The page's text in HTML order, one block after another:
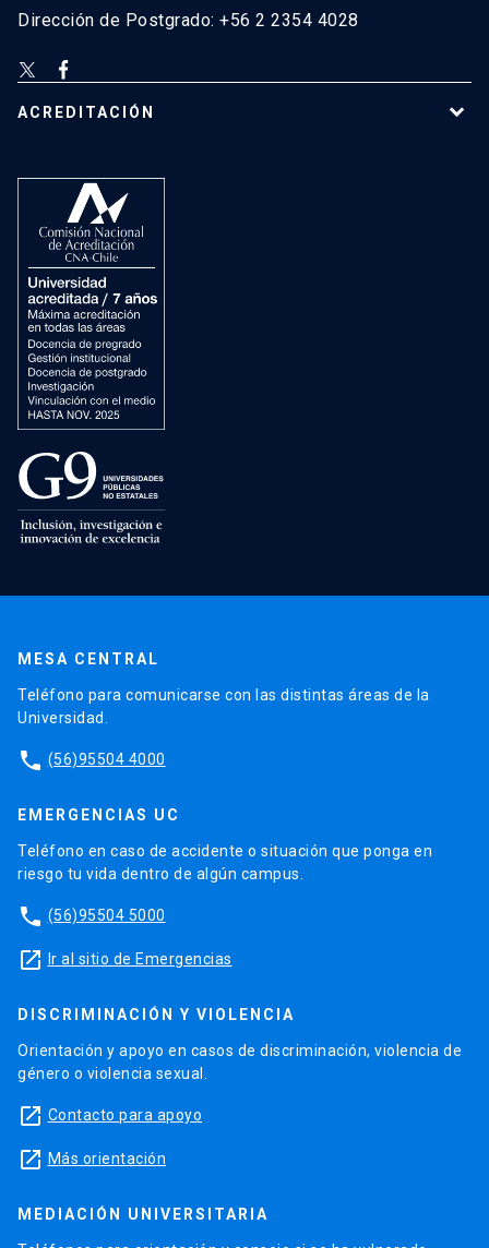
Dirección de Postgrado: +56 2 2354 4028
ACREDITACIÓN
MESA CENTRAL
Teléfono para comunicarse con las distintas áreas de la
Universidad.
phone (56)95504 4000
EMERGENCIAS UC
Teléfono en caso de accidente o situación que ponga en
riesgo tu vida dentro de algún campus.
phone (56)95504 5000
launch Ir al sitio de Emergencias
DISCRIMINACIÓN Y VIOLENCIA
Orientación y apoyo en casos de discriminación, violencia de
género o violencia sexual.
launch Contacto para apoyo
launch Más orientación
MEDIACIÓN UNIVERSITARIA